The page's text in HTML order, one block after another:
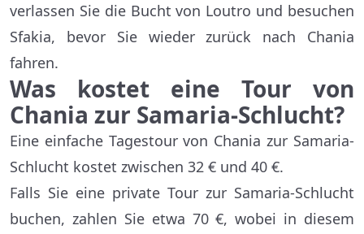
verlassen Sie die Bucht von Loutro und besuchen
Sfakia, bevor Sie wieder zurück nach Chania
fahren.
Was kostet eine Tour von
Chania zur Samaria-Schlucht?
Eine einfache Tagestour von Chania zur Samaria-
Schlucht kostet zwischen 32 € und 40 €.
Falls Sie eine private Tour zur Samaria-Schlucht
buchen, zahlen Sie etwa 70 €, wobei in diesem